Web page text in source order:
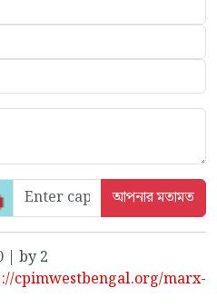
| by 2
cpimwestbengal.org/marx-